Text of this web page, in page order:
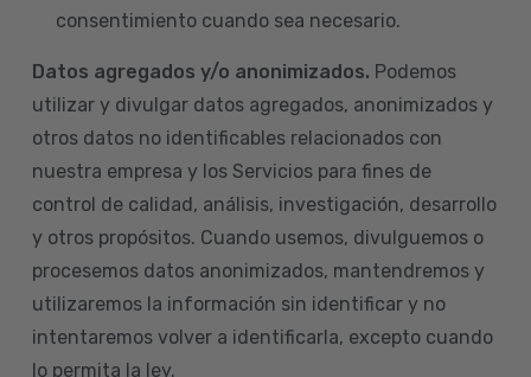
consentimiento cuando sea necesario.
Datos agregados y/o anonimizados. Podemos
utilizar y divulgar datos agregados, anonimizados y
otros datos no identificables relacionados con
nuestra empresa y los Servicios para fines de
control de calidad, análisis, investigación, desarrollo
y otros propósitos. Cuando usemos, divulguemos o
procesemos datos anonimizados, mantendremos y
utilizaremos la información sin identificar y no
intentaremos volver a identificarla, excepto cuando
lo permita la ley.